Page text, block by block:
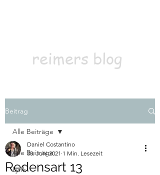
reimers blog
Beitrag
Alle Beiträge
Lyrik
Alle Beiträge
Redensart 13
Daniel Costantino
30. Juni 2021 1 Min. Lesezeit